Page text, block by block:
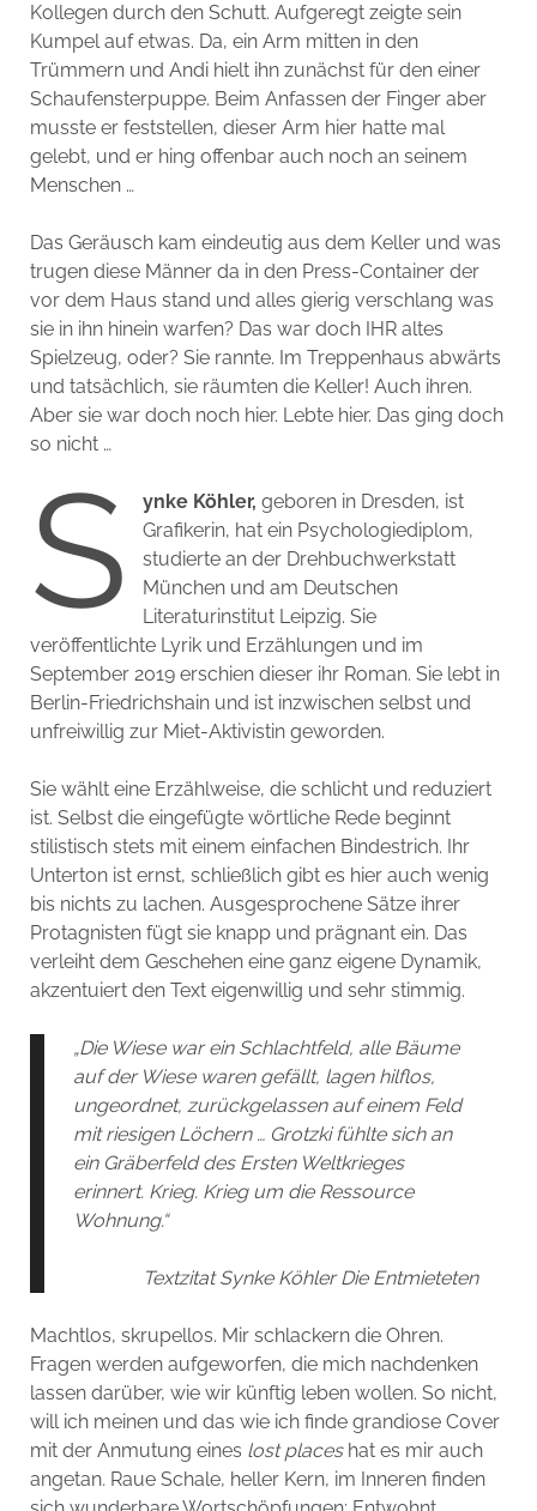
Kollegen durch den Schutt. Aufgeregt zeigte sein
Kumpel auf etwas. Da, ein Arm mitten in den
Trümmern und Andi hielt ihn zunächst für den einer
Schaufensterpuppe. Beim Anfassen der Finger aber
musste er feststellen, dieser Arm hier hatte mal
gelebt, und er hing offenbar auch noch an seinem
Menschen …
Das Geräusch kam eindeutig aus dem Keller und was
trugen diese Männer da in den Press-Container der
vor dem Haus stand und alles gierig verschlang was
sie in ihn hinein warfen? Das war doch IHR altes
Spielzeug, oder? Sie rannte. Im Treppenhaus abwärts
und tatsächlich, sie räumten die Keller! Auch ihren.
Aber sie war doch noch hier. Lebte hier. Das ging doch
so nicht …
S ynke Köhler,geboren in Dresden, ist
Grafikerin, hat ein Psychologiediplom,
studierte an der Drehbuchwerkstatt
München und am Deutschen
Literaturinstitut Leipzig. Sie
veröffentlichte Lyrik und Erzählungen und im
September 2019 erschien dieser ihr Roman. Sie lebt in
Berlin-Friedrichshain und ist inzwischen selbst und
unfreiwillig zur Miet-Aktivistin geworden.
Sie wählt eine Erzählweise, die schlicht und reduziert
ist. Selbst die eingefügte wörtliche Rede beginnt
stilistisch stets mit einem einfachen Bindestrich. Ihr
Unterton ist ernst, schließlich gibt es hier auch wenig
bis nichts zu lachen. Ausgesprochene Sätze ihrer
Protagnisten fügt sie knapp und prägnant ein. Das
verleiht dem Geschehen eine ganz eigene Dynamik,
akzentuiert den Text eigenwillig und sehr stimmig.
„Die Wiese war ein Schlachtfeld, alle Bäume
auf der Wiese waren gefällt, lagen hilflos,
ungeordnet, zurückgelassen auf einem Feld
mit riesigen Löchern … Grotzki fühlte sich an
ein Gräberfeld des Ersten Weltkrieges
erinnert. Krieg. Krieg um die Ressource
Wohnung.“
Textzitat Synke Köhler Die Entmieteten
Machtlos, skrupellos. Mir schlackern die Ohren.
Fragen werden aufgeworfen, die mich nachdenken
lassen darüber, wie wir künftig leben wollen. So nicht,
will ich meinen und das wie ich finde grandiose Cover
mit der Anmutung eines lost places hat es mir auch
angetan.Raue Schale, heller Kern, im Inneren finden